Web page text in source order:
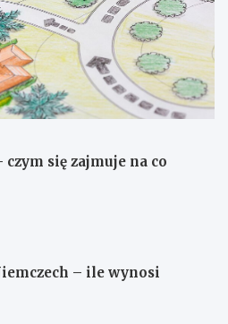
się zajmuje na co
– ile wynosi